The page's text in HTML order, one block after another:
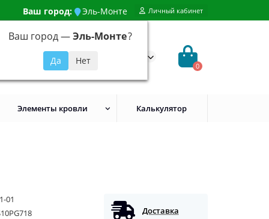
Ваш город: Эль-Монте
Ваш город —Эль-Монте?
Личный кабинет
648-92-94
0
Элементы кровли Калькулятор
01
Доставка